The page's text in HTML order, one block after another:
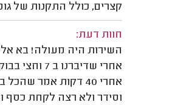
קצרים, כולל התקנות של
חוות דעת:
השירות היה מעולה! בא
אחרי שדיברנו ב
אחרי 40 דקות אמר
וסידר ולא רצה לקחת כסף